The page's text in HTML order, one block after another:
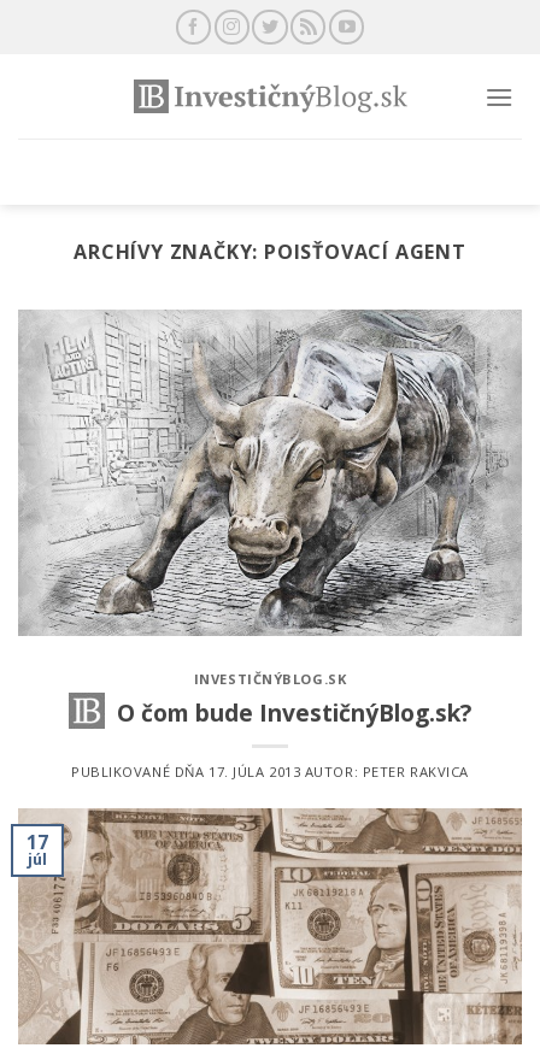
ARCHÍVY ZNAČKY: POISŤOVACÍ AGENT
INVESTIČNÝBLOG.SK
O čom bude InvestičnýBlog.sk?
PUBLIKOVANÉ DŇA 17. JÚLA 2013 AUTOR: PETER RAKVICA
17
júl